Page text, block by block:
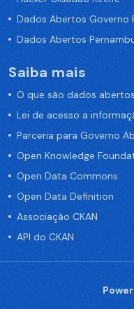
Dados Abertos Governo
Dados Abertos
Saiba mais
O que são dados
Lei de acesso a
Parceria para Governo
Open Knowledge
Open Data Commons
Open Data Definition
Associação CKAN
API do CKAN